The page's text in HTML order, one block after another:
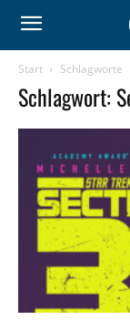
Start Schlagworte
Schlagwort: